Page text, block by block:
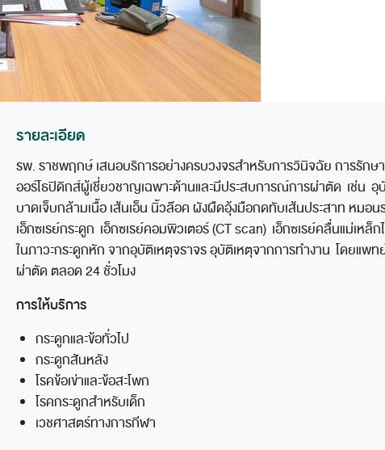
รายละเอียด
รพ. ราชพฤกษ์ เสนอบริการอย่างครบวงจรสำหรับการวินิจฉัย การรัก
ออร์โธปิดิกส์ผู้เชี่ยวชาญเฉพาะด้านและมีประสบการณ์การผ่าตัด เช่น
บาดเจ็บกล้ามเนื้อ เส้นเอ็น นิ้วล๊อค ผังผืดอุ้งมือกดทับเส้นประสาท หมอ
เอ็กซเรย์กระดูก เอ็กซเรย์คอมพิวเตอร์ (CT scan) เอ็กซเรย์คลื่นแม่เ
ในภาวะกระดูกหัก จากอุบัติเหตุจราจร อุบัติเหตุจากการทำงาน โดยแ
ผ่าตัด ตลอด 24 ชั่วโมง
การให้บริการ
กระดูกและข้อทั่วไป
กระดูกสันหลัง
โรคข้อเข่าและข้อสะโพก
โรคกระดูกสำหรับเด็ก
เวชศาสตร์ทางการกีฬา